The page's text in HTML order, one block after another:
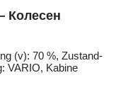
Колесен
(v): 70 %, Zustand-
VARIO, Kabine